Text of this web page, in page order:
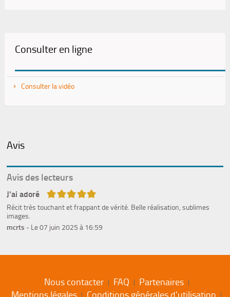
Consulter en ligne
Consulter la vidéo
Avis
Avis des lecteurs
J'ai adoré 5/5
Récit très touchant et frappant de vérité. Belle réalisation, sublimes
images.
mcrts - Le 07 juin 2025 à 16:59
Nous contacter FAQ
Partenaires
Mentions légales
Conditions générales d'utilisation